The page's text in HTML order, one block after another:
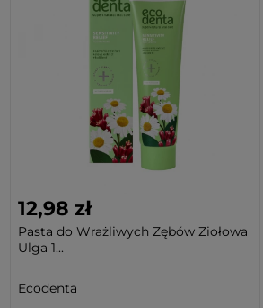
12,98 zł
Pasta do Wrażliwych Zębów Ziołowa
Ulga 1...
Ecodenta